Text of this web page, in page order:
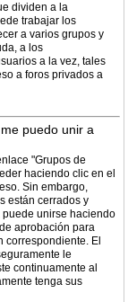
dividen a la
trabajar los
a varios grupos y
a los
a la vez, tales
a foros privados a
puedo unir a
"Grupos de
haciendo clic en el
Sin embargo,
están cerrados y
unirse haciendo
aprobación para
correspondiente. El
le
continuamente al
tenga sus